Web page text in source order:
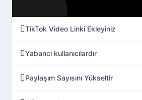
TikTok Video Linki Ekleyiniz
Yabancı kullanıcılardır
Paylaşım Sayısını Yükseltir